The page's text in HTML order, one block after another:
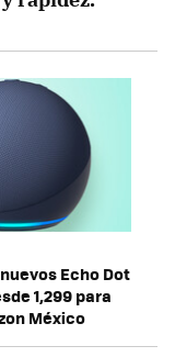
Echo Dot
1,299 para
México